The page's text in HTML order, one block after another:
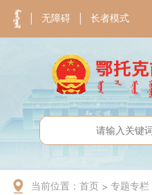
无障碍 长者模式
当前位置：首页 >专题专栏